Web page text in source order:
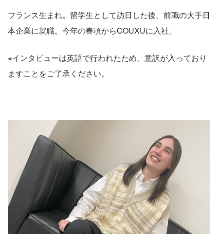
フランス生まれ。留学生として訪日した後、前職の大手日
本企業に就職。今年の春頃からCOUXUに入社。
※インタビューは英語で行われたため、意訳が入っており
ますことをご了承ください。